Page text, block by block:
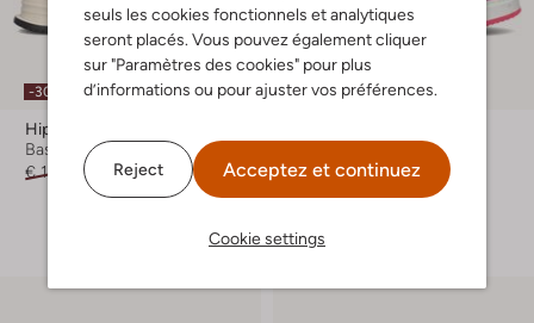
seuls les cookies fonctionnels et analytiques
seront placés. Vous pouvez également cliquer
sur "Paramètres des cookies" pour plus
d’informations ou pour ajuster vos préférences.
Reject Acceptez et continuez
Cookie settings
-30%
Hip
Baskets montantes
€ 109,95
€ 76,99
-30%
Baskets montantes
€ 109,99 € 76,99